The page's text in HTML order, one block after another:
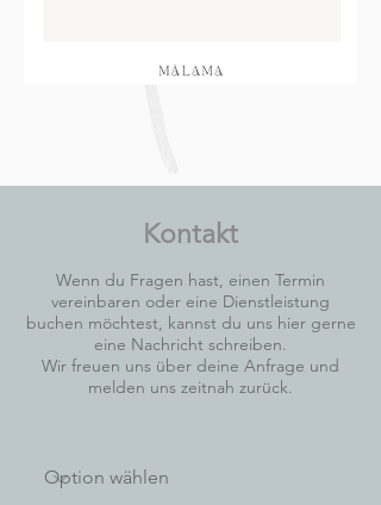
Kontakt
Wenn du Fragen hast, einen Termin
vereinbaren oder eine Dienstleistung
buchen möchtest, kannst du uns hier gerne
eine Nachricht schreiben.
Wir freuen uns über deine Anfrage und
melden uns zeitnah zurück.